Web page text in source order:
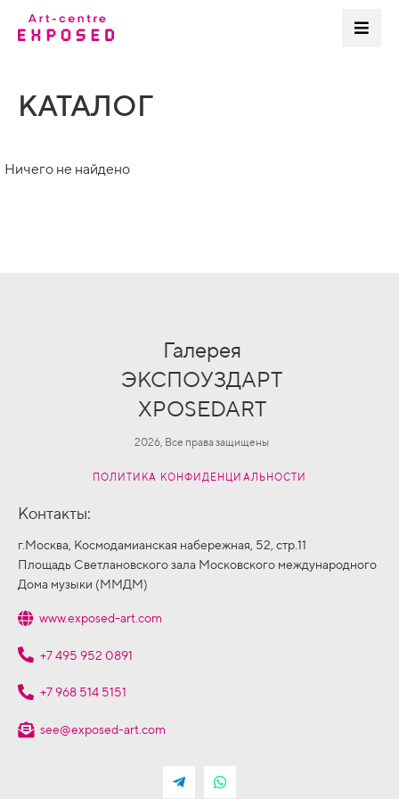
КАТАЛОГ
Ничего не найдено
Галерея
ЭКСПОУЗДАРТ
XPOSEDART
2026, Все права защищены
ПОЛИТИКА КОНФИДЕНЦИАЛЬНОСТИ
Контакты:
г.Москва, Космодамианская набережная, 52, стр.11
Площадь Светлановского зала Московского международного
Дома музыки (ММДМ)
www.exposed-art.com
+7 495 952 0891
+7 968 514 5151
see@exposed-art.com